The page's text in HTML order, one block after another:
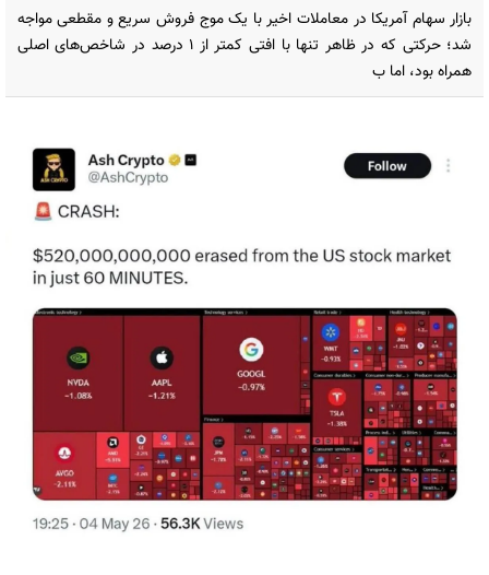
بازار سهام آمریکا در معاملات اخیر با یک موج فروش سریع و مقطعی مواجه
شد؛ حرکتی که در ظاهر تنها با افتی کمتر از ۱ درصد در شاخص‌های اصلی
همراه بود، اما ب